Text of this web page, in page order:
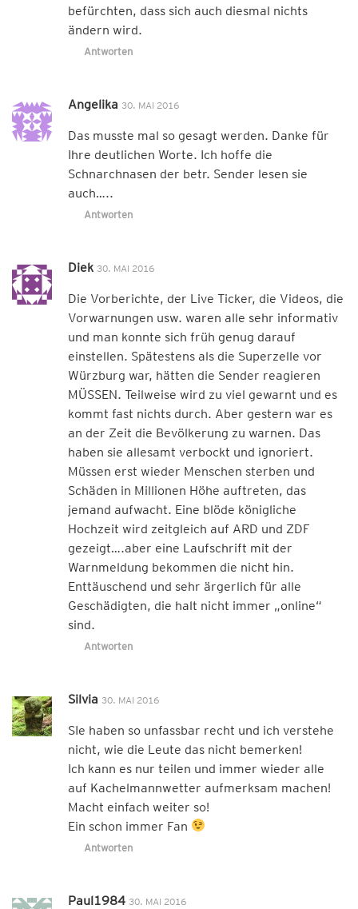
befürchten, dass sich auch diesmal nichts
ändern wird.
Antworten
Angelika 30. MAI 2016
Das musste mal so gesagt werden. Danke für
Ihre deutlichen Worte. Ich hoffe die
Schnarchnasen der betr. Sender lesen sie
auch…..
Antworten
Diek 30. MAI 2016
Die Vorberichte, der Live Ticker, die Videos, die
Vorwarnungen usw. waren alle sehr informativ
und man konnte sich früh genug darauf
einstellen. Spätestens als die Superzelle vor
Würzburg war, hätten die Sender reagieren
MÜSSEN. Teilweise wird zu viel gewarnt und es
kommt fast nichts durch. Aber gestern war es
an der Zeit die Bevölkerung zu warnen. Das
haben sie allesamt verbockt und ignoriert.
Müssen erst wieder Menschen sterben und
Schäden in Millionen Höhe auftreten, das
jemand aufwacht. Eine blöde königliche
Hochzeit wird zeitgleich auf ARD und ZDF
gezeigt….aber eine Laufschrift mit der
Warnmeldung bekommen die nicht hin.
Enttäuschend und sehr ärgerlich für alle
Geschädigten, die halt nicht immer „online“
sind.
Antworten
Silvia 30. MAI 2016
SIe haben so unfassbar recht und ich verstehe
nicht, wie die Leute das nicht bemerken!
Ich kann es nur teilen und immer wieder alle
auf Kachelmannwetter aufmerksam machen!
Macht einfach weiter so!
Ein schon immer Fan
Antworten
Paul1984 30. MAI 2016